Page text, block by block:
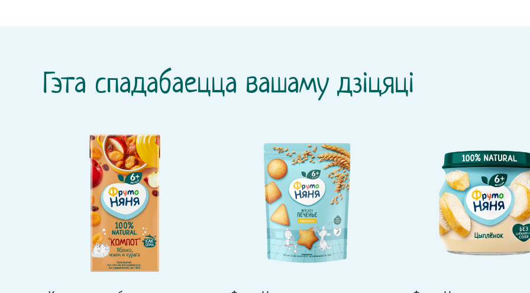
Гэта спадабаецца вашаму дзіцяці